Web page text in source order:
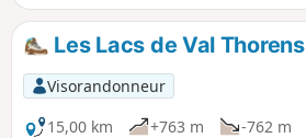
Les Lacs de Val Thorens
Visorandonneur
15,00 km
+763 m
-762 m